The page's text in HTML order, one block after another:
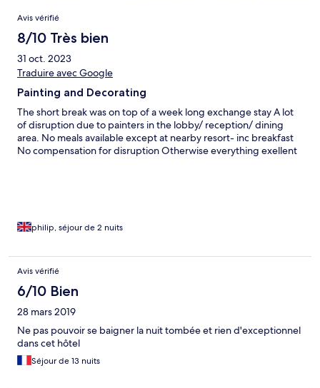
Avis
Avis vérifié
8/10 Très bien
31 oct. 2023
Traduire avec Google
Painting and Decorating
The short break was on top of a week long exchange stay A lot
of disruption due to painters in the lobby/ reception/ dining
area. No meals available except at nearby resort- inc breakfast
No compensation for disruption Otherwise everything exellent
philip, séjour de 2 nuits
Avis vérifié
6/10 Bien
28 mars 2019
Ne pas pouvoir se baigner la nuit tombée et rien d'exceptionnel
dans cet hôtel
Séjour de 13 nuits